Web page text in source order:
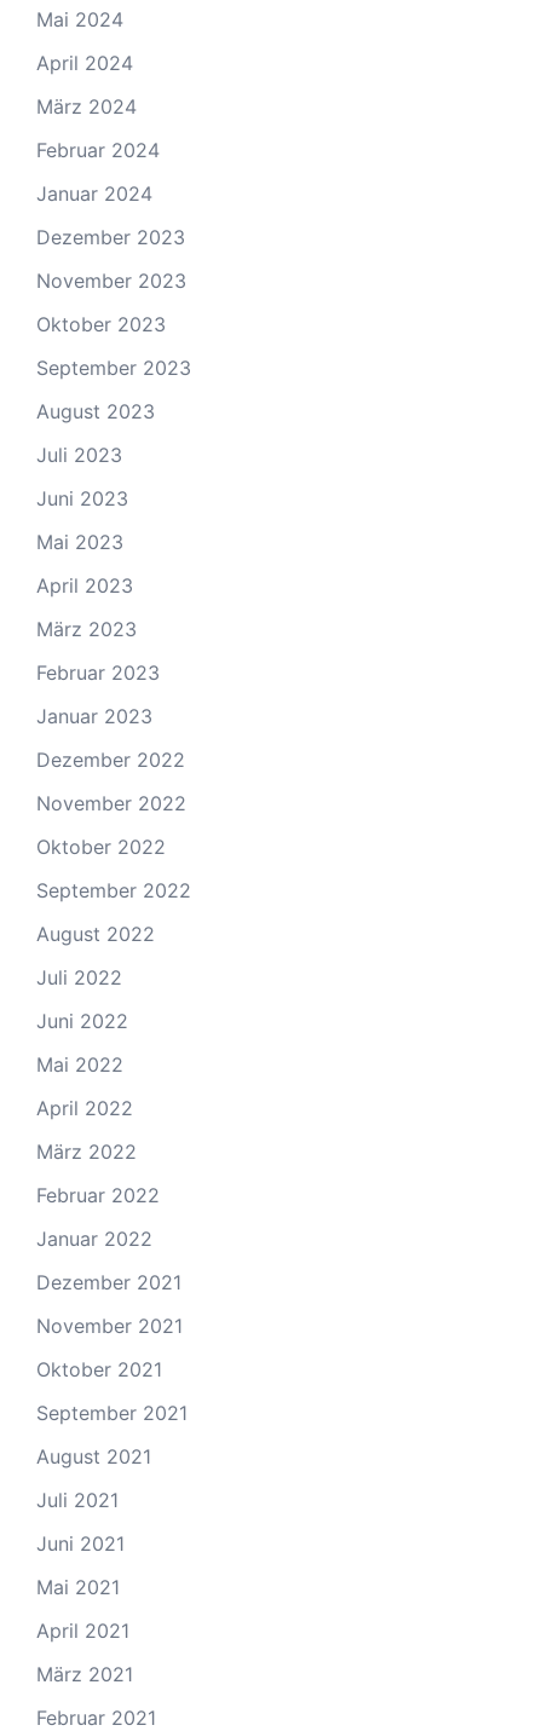
Mai 2024
April 2024
März 2024
Februar 2024
Januar 2024
Dezember 2023
November 2023
Oktober 2023
September 2023
August 2023
Juli 2023
Juni 2023
Mai 2023
April 2023
März 2023
Februar 2023
Januar 2023
Dezember 2022
November 2022
Oktober 2022
September 2022
August 2022
Juli 2022
Juni 2022
Mai 2022
April 2022
März 2022
Februar 2022
Januar 2022
Dezember 2021
November 2021
Oktober 2021
September 2021
August 2021
Juli 2021
Juni 2021
Mai 2021
April 2021
März 2021
Februar 2021